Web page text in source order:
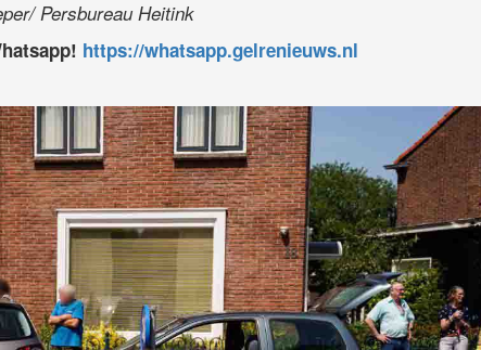
Persbureau Heitink
https://whatsapp.gelrenieuws.nl